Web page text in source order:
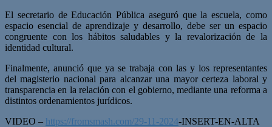
El secretario de Educación Pública aseguró que la escuela, como
espacio esencial de aprendizaje y desarrollo, debe ser un espacio
congruente con los hábitos saludables y la revalorización de la
identidad cultural.
Finalmente, anunció que ya se trabaja con las y los representantes
del magisterio nacional para alcanzar una mayor certeza laboral y
transparencia en la relación con el gobierno, mediante una reforma a
distintos ordenamientos jurídicos.
VIDEO – https://fromsmash.com/29-11-2024-INSERT-EN-ALTA